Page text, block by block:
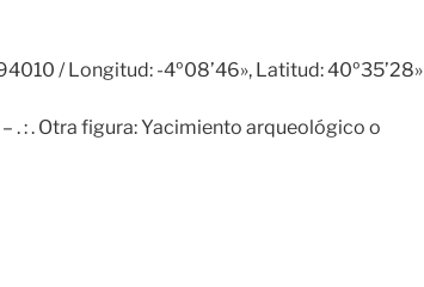
/ Longitud: -4º08’46», Latitud: 40º35’28»
. : . Otra figura: Yacimiento arqueológico o